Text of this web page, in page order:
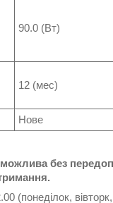
90.0 (Вт)
12 (мес)
Нове
без
(понеділок,